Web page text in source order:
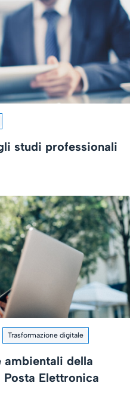
studi professionali
Trasformazione digitale
ambientali della
Elettronica